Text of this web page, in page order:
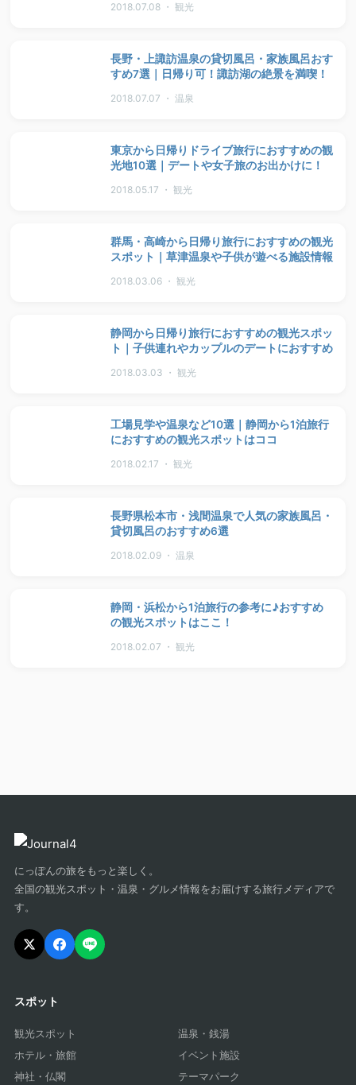
2018.07.08 ・ 観光
長野・上諏訪温泉の貸切風呂・家族風呂おす
すめ7選｜日帰り可！諏訪湖の絶景を満喫！
2018.07.07 ・ 温泉
東京から日帰りドライブ旅行におすすめの観
光地10選｜デートや女子旅のお出かけに！
2018.05.17 ・ 観光
群馬・高崎から日帰り旅行におすすめの観光
スポット｜草津温泉や子供が遊べる施設情報
2018.03.06 ・ 観光
静岡から日帰り旅行におすすめの観光スポッ
ト｜子供連れやカップルのデートにおすすめ
2018.03.03 ・ 観光
工場見学や温泉など10選｜静岡から1泊旅行
におすすめの観光スポットはココ
2018.02.17 ・ 観光
長野県松本市・浅間温泉で人気の家族風呂・
貸切風呂のおすすめ6選
2018.02.09 ・ 温泉
静岡・浜松から1泊旅行の参考に♪おすすめ
の観光スポットはここ！
2018.02.07 ・ 観光
にっぽんの旅をもっと楽しく。
全国の観光スポット・温泉・グルメ情報をお届けする旅行メディアで
す。
スポット
観光スポット
温泉・銭湯
ホテル・旅館
イベント施設
神社・仏閣
テーマパーク